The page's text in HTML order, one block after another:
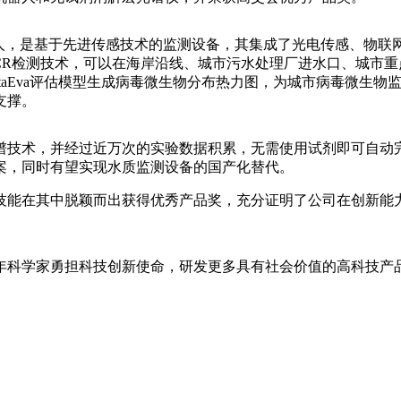
是基于先进传感技术的监测设备，其集成了光电传感、物
检测技术，可以在海岸沿线、城市污水处理厂进水口、城市
评估模型生成病毒微生物分布热力图，为城市病毒微生物
。
技术，并经过近万次的实验数据积累，无需使用试剂即可自
同时有望实现水质监测设备的国产化替代。
在其中脱颖而出获得优秀产品奖，充分证明了公司在创新
学家勇担科技创新使命，研发更多具有社会价值的高科技